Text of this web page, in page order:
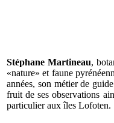
Stéphane Martineau,
«nature» et faune
années, son métier de
fruit de ses observations
particulier aux îles Lofoten.